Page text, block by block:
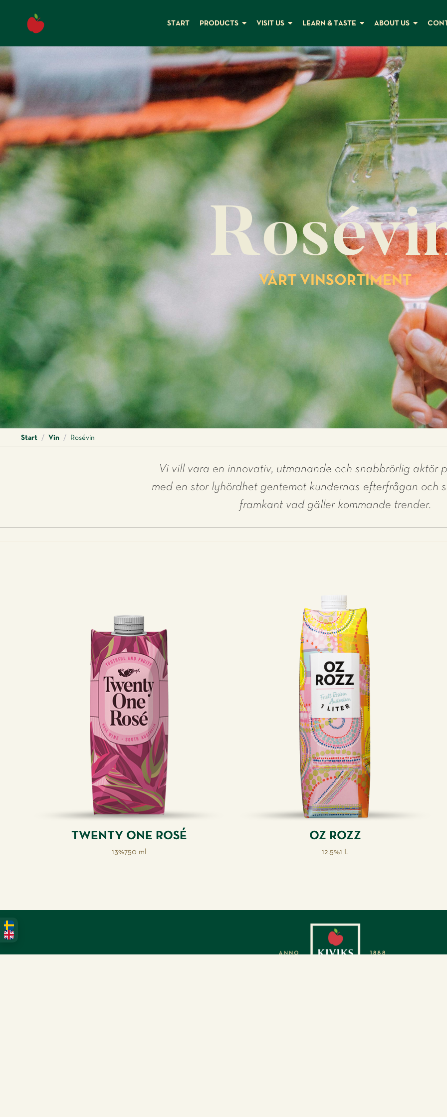
START PRODUCTS VISIT US LEARN & TASTE ABOUT US
VÅRT VINSORTIMENT
Start / Vin / Rosévin
Vi vill vara en innovativ, utmanande och snabbrörlig aktör
med en stor lyhördhet gentemot kundernas efterfrågan och
framkant vad gäller kommande trender.
TWENTY ONE ROSÉ
13%750 ml
OZ ROZZ
12.5%1 L